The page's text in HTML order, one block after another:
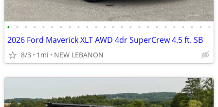
• • • • • • • • • • • • • • • • • • • • • • • •
2026 Ford Maverick XLT AWD 4dr SuperCrew 4.5 ft. SB
8/3 1mi NEW LEBANON